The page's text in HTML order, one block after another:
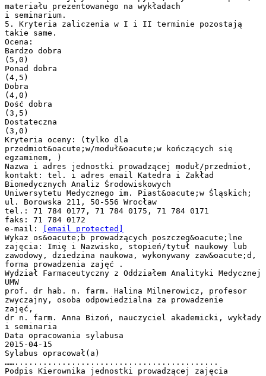
[email protected]
Wykaz os&oacute;b prowadzących poszczeg&oacute;lne
zajęcia: Imię i Nazwisko, stopień/tytuł naukowy lub
zawodowy, dziedzina naukowa, wykonywany zaw&oacute;d,
forma prowadzenia zajęć .
Wydział Farmaceutyczny z Oddziałem Analityki Medycznej
UMW
prof. dr hab. n. farm. Halina Milnerowicz, profesor
zwyczajny, osoba odpowiedzialna za prowadzenie
zajęć,
dr n. farm. Anna Bizoń, nauczyciel akademicki, wykłady
i seminaria
Data opracowania sylabusa
2015-04-15
Sylabus opracował(a)
……...........................................
Podpis Kierownika jednostki prowadzącej zajęcia